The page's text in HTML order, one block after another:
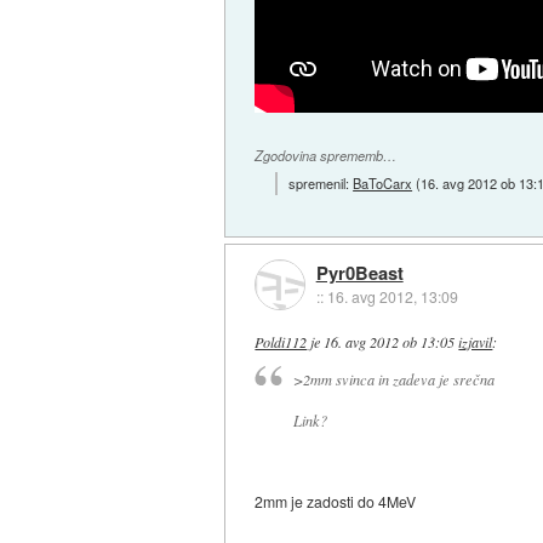
Zgodovina sprememb…
spremenil:BaToCarx (16. avg 2012 ob
Pyr0Beast
:: 16. avg 2012, 13:09
Poldi112je 16. avg 2012 ob 13:05 izjavil:
>2mm svinca in zadeva je srečna
Link?
2mm je zadosti do 4MeV